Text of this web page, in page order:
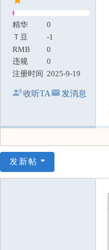
精华
0
Ｔ豆
-1
RMB
0
违规
0
注册时间 2025-9-19
收听TA 发消息
发新帖